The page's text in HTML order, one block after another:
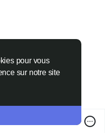
pour vous
sur notre site